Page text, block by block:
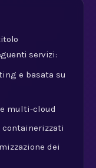
servizi:
e basata su
multi-cloud
containerizzati
dei